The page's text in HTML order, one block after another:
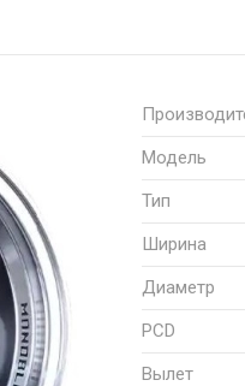
Модель
Тип
Ширина
Диаметр
PCD
Вылет